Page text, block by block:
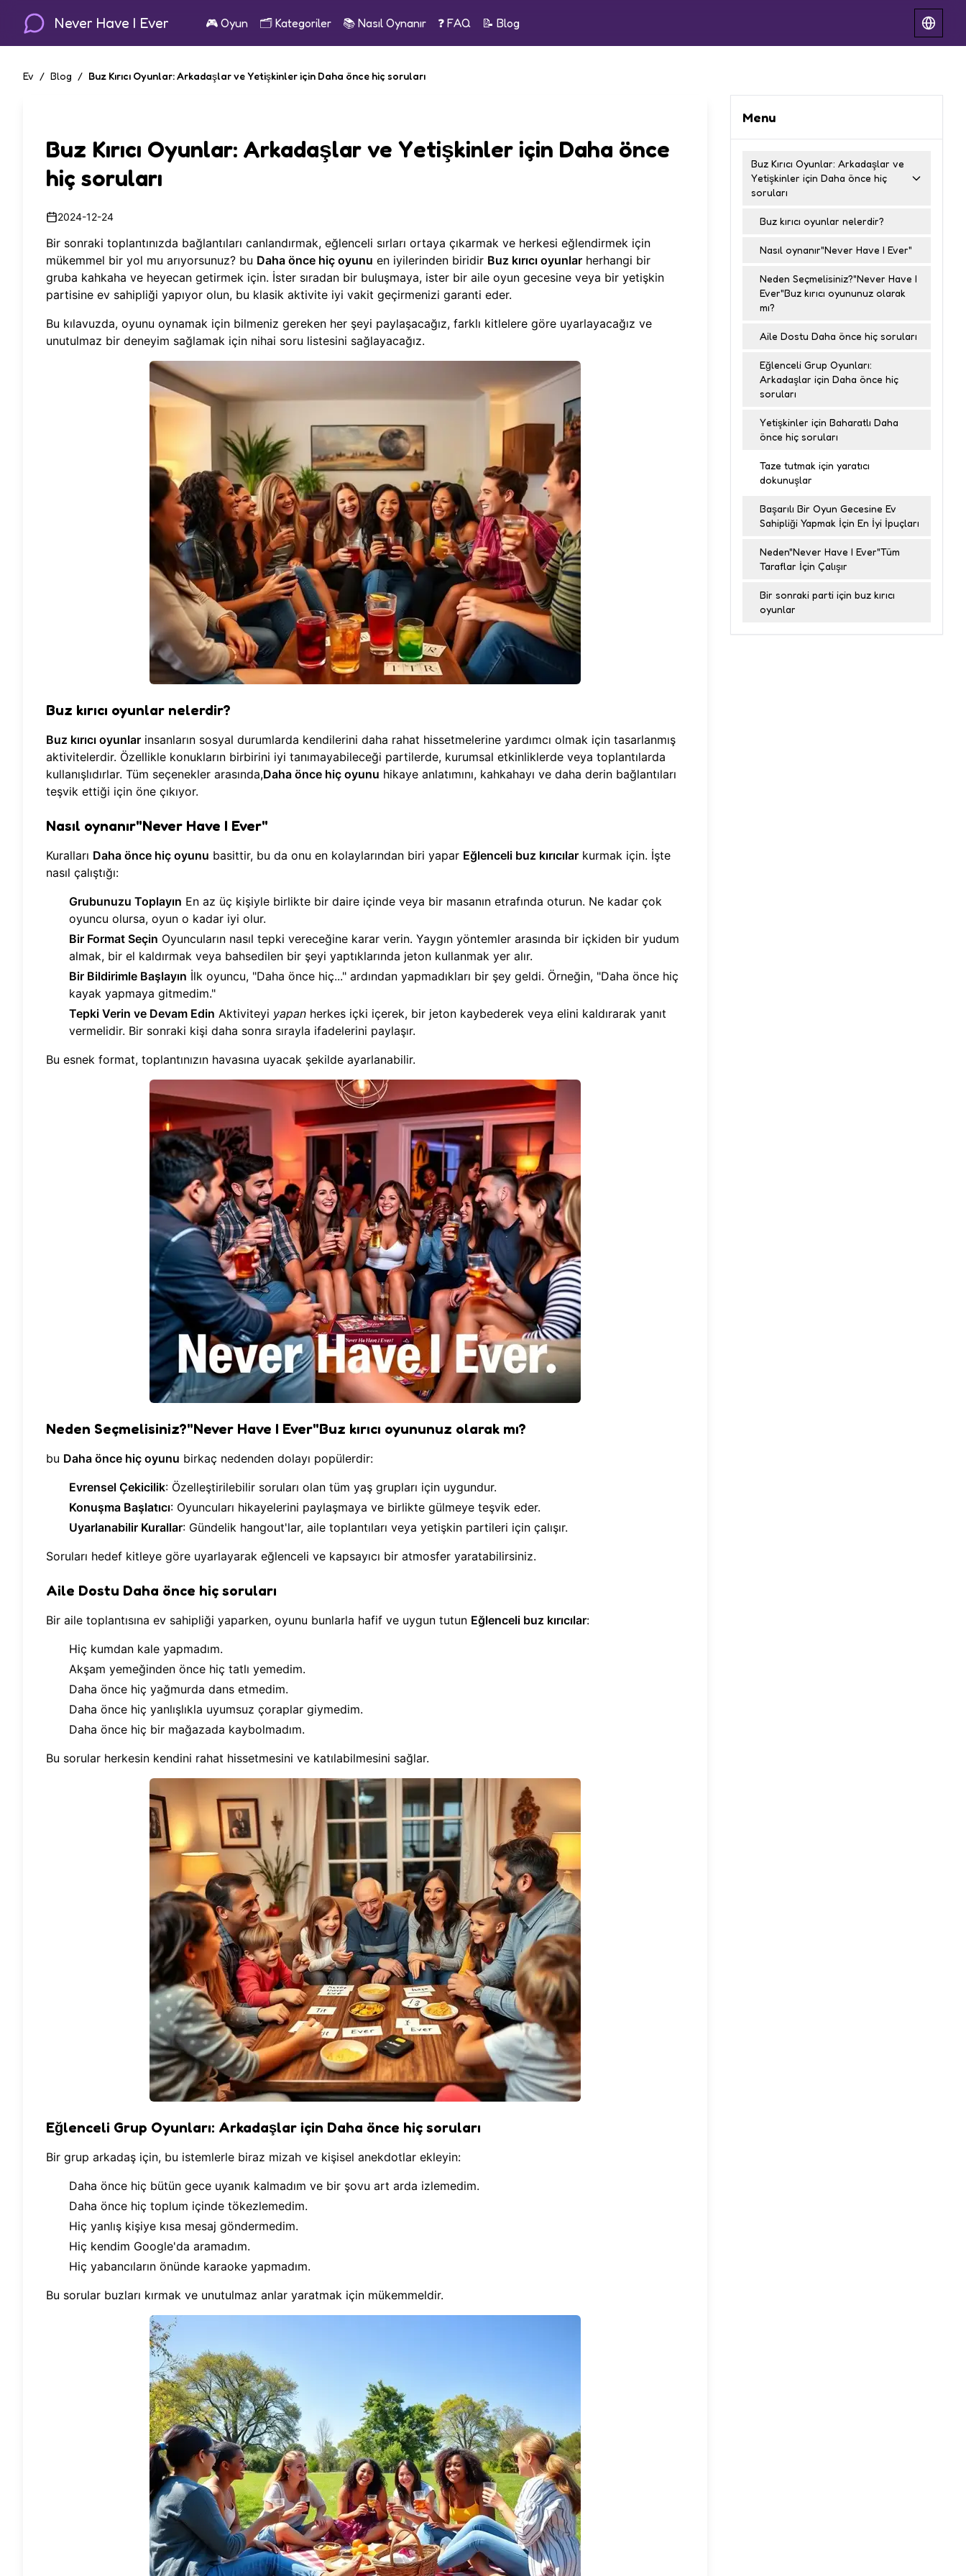
Never Have I Ever 🎮 Oyun 🗂️ Kategoriler 📚 Nasıl Oynanır ❓ FAQ 📝 Blog
Ev / Blog / Buz Kırıcı Oyunlar: Arkadaşlar ve Yetişkinler için Daha önce hiç soruları
Buz Kırıcı Oyunlar: Arkadaşlar ve Yetişkinler için Daha önce
hiç soruları
2024-12-24
Bir sonraki toplantınızda bağlantıları canlandırmak, eğlenceli sırları ortaya çıkarmak ve herkesi eğlendirmek için
mükemmel bir yol mu arıyorsunuz? bu Daha önce hiç oyunu en iyilerinden biridir Buz kırıcı oyunlar herhangi bir
gruba kahkaha ve heyecan getirmek için. İster sıradan bir buluşmaya, ister bir aile oyun gecesine veya bir yetişkin
partisine ev sahipliği yapıyor olun, bu klasik aktivite iyi vakit geçirmenizi garanti eder.
Bu kılavuzda, oyunu oynamak için bilmeniz gereken her şeyi paylaşacağız, farklı kitlelere göre uyarlayacağız ve
unutulmaz bir deneyim sağlamak için nihai soru listesini sağlayacağız.
Buz kırıcı oyunlar nelerdir?
Buz kırıcı oyunlar insanların sosyal durumlarda kendilerini daha rahat hissetmelerine yardımcı olmak için tasarlanmış
aktivitelerdir. Özellikle konukların birbirini iyi tanımayabileceği partilerde, kurumsal etkinliklerde veya toplantılarda
kullanışlıdırlar. Tüm seçenekler arasında,Daha önce hiç oyunu hikaye anlatımını, kahkahayı ve daha derin bağlantıları
teşvik ettiği için öne çıkıyor.
Nasıl oynanır"Never Have I Ever"
Kuralları Daha önce hiç oyunu basittir, bu da onu en kolaylarından biri yapar Eğlenceli buz kırıcılar kurmak için. İşte
nasıl çalıştığı:
Grubunuzu Toplayın En az üç kişiyle birlikte bir daire içinde veya bir masanın etrafında oturun. Ne kadar çok
oyuncu olursa, oyun o kadar iyi olur.
Bir Format Seçin Oyuncuların nasıl tepki vereceğine karar verin. Yaygın yöntemler arasında bir içkiden bir yudum
almak, bir el kaldırmak veya bahsedilen bir şeyi yaptıklarında jeton kullanmak yer alır.
Bir Bildirimle Başlayın İlk oyuncu, "Daha önce hiç..." ardından yapmadıkları bir şey geldi. Örneğin, "Daha önce hiç
kayak yapmaya gitmedim."
Tepki Verin ve Devam Edin Aktiviteyi yapan herkes içki içerek, bir jeton kaybederek veya elini kaldırarak yanıt
vermelidir. Bir sonraki kişi daha sonra sırayla ifadelerini paylaşır.
Bu esnek format, toplantınızın havasına uyacak şekilde ayarlanabilir.
Neden Seçmelisiniz?"Never Have I Ever"Buz kırıcı oyununuz olarak mı?
bu Daha önce hiç oyunu birkaç nedenden dolayı popülerdir:
Evrensel Çekicilik: Özelleştirilebilir soruları olan tüm yaş grupları için uygundur.
Konuşma Başlatıcı: Oyuncuları hikayelerini paylaşmaya ve birlikte gülmeye teşvik eder.
Uyarlanabilir Kurallar: Gündelik hangout'lar, aile toplantıları veya yetişkin partileri için çalışır.
Soruları hedef kitleye göre uyarlayarak eğlenceli ve kapsayıcı bir atmosfer yaratabilirsiniz.
Aile Dostu Daha önce hiç soruları
Bir aile toplantısına ev sahipliği yaparken, oyunu bunlarla hafif ve uygun tutun Eğlenceli buz kırıcılar:
Hiç kumdan kale yapmadım.
Akşam yemeğinden önce hiç tatlı yemedim.
Daha önce hiç yağmurda dans etmedim.
Daha önce hiç yanlışlıkla uyumsuz çoraplar giymedim.
Daha önce hiç bir mağazada kaybolmadım.
Bu sorular herkesin kendini rahat hissetmesini ve katılabilmesini sağlar.
Eğlenceli Grup Oyunları: Arkadaşlar için Daha önce hiç soruları
Bir grup arkadaş için, bu istemlerle biraz mizah ve kişisel anekdotlar ekleyin:
Daha önce hiç bütün gece uyanık kalmadım ve bir şovu art arda izlemedim.
Daha önce hiç toplum içinde tökezlemedim.
Hiç yanlış kişiye kısa mesaj göndermedim.
Hiç kendim Google'da aramadım.
Hiç yabancıların önünde karaoke yapmadım.
Bu sorular buzları kırmak ve unutulmaz anlar yaratmak için mükemmeldir.
Menu
Buz Kırıcı Oyunlar: Arkadaşlar ve
Yetişkinler için Daha önce hiç
soruları
Buz kırıcı oyunlar nelerdir?
Nasıl oynanır"Never Have I Ever"
Neden Seçmelisiniz?"Never Have I
Ever"Buz kırıcı oyununuz olarak
mı?
Aile Dostu Daha önce hiç soruları
Eğlenceli Grup Oyunları:
Arkadaşlar için Daha önce hiç
soruları
Yetişkinler için Baharatlı Daha
önce hiç soruları
Taze tutmak için yaratıcı
dokunuşlar
Başarılı Bir Oyun Gecesine Ev
Sahipliği Yapmak İçin En İyi İpuçları
Neden"Never Have I Ever"Tüm
Taraflar İçin Çalışır
Bir sonraki parti için buz kırıcı
oyunlar